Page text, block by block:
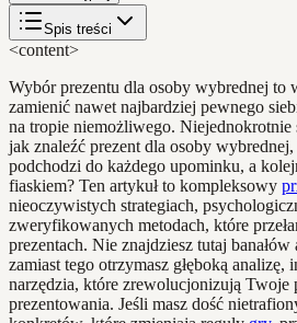
Spis treści
<content>
Wybór prezentu dla osoby wybrednej to
zamienić nawet najbardziej pewnego
na tropie niemożliwego. Niejednokrotnie
jak znaleźć prezent dla osoby
podchodzi do każdego upominku, a
fiaskiem? Ten artykuł to kompleksowy
nieoczywistych strategiach,
zweryfikowanych metodach, które
prezentach. Nie znajdziesz tutaj
zamiast tego otrzymasz głęboką analizę,
narzędzia, które zrewolucjonizują Twoje
prezentowania. Jeśli masz dość